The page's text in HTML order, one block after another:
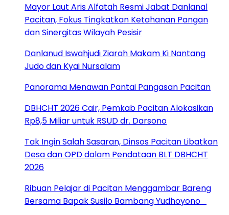
Mayor Laut Aris Alfatah Resmi Jabat Danlanal
Pacitan, Fokus Tingkatkan Ketahanan Pangan
dan Sinergitas Wilayah Pesisir
Danlanud Iswahjudi Ziarah Makam Ki Nantang
Judo dan Kyai Nursalam
Panorama Menawan Pantai Pangasan Pacitan
DBHCHT 2026 Cair, Pemkab Pacitan Alokasikan
Rp8,5 Miliar untuk RSUD dr. Darsono
Tak Ingin Salah Sasaran, Dinsos Pacitan Libatkan
Desa dan OPD dalam Pendataan BLT DBHCHT
2026
Ribuan Pelajar di Pacitan Menggambar Bareng
Bersama Bapak Susilo Bambang Yudhoyono